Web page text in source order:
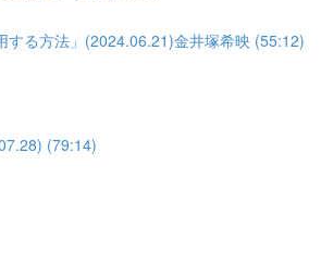
する方法」(2024.06.21)金井塚希映 (55:12)
(79:14)